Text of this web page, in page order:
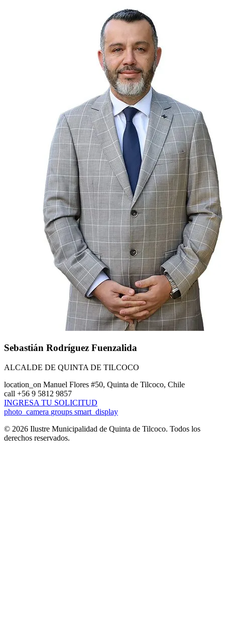
Sebastián Rodríguez Fuenzalida
ALCALDE DE QUINTA DE TILCOCO
location_on Manuel Flores #50, Quinta de Tilcoco, Chile
call +56 9 5812 9857
INGRESA TU SOLICITUD
photo_camera groups smart_display
© 2026 Ilustre Municipalidad de Quinta de Tilcoco. Todos los
derechos reservados.